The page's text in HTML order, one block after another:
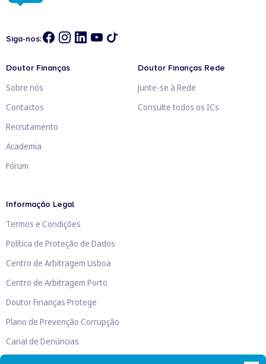
Siga-nos:
Doutor Finanças
Sobre nós
Contactos
Recrutamento
Academia
Fórum
Doutor Finanças Rede
Junte-se à Rede
Consulte todos os ICs
Informação Legal
Termos e Condições
Política de Proteção de Dados
Centro de Arbitragem Lisboa
Centro de Arbitragem Porto
Doutor Finanças Protege
Plano de Prevenção Corrupção
Canal de Denúncias